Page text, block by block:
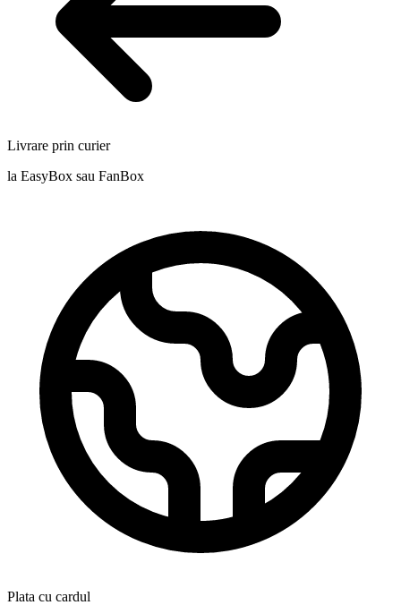
Livrare prin curier
la EasyBox sau FanBox
Plata cu cardul